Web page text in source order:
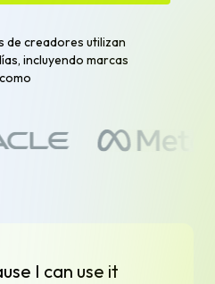
de creadores utilizan
incluyendo marcas
como
I can use it